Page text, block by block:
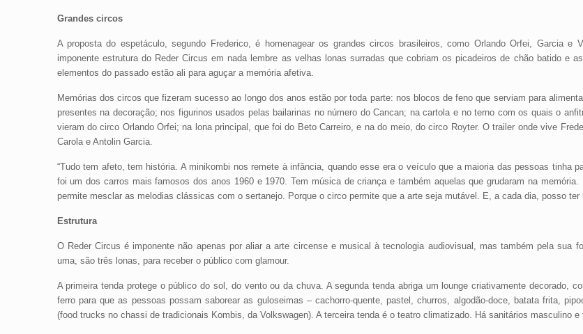
Grandes circos
A proposta do espetáculo, segundo Frederico, é homenagear os grandes circos brasileiros, como Orlando Orfei, Garcia e
imponente estrutura do Reder Circus em nada lembre as velhas lonas surradas que cobriam os picadeiros de chão batido e
elementos do passado estão ali para aguçar a memória afetiva.
Memórias dos circos que fizeram sucesso ao longo dos anos estão por toda parte: nos blocos de feno que serviam para
presentes na decoração; nos figurinos usados pelas bailarinas no número do Cancan; na cartola e no terno com os quais o
vieram do circo Orlando Orfei; na lona principal, que foi do Beto Carreiro, e na do meio, do circo Royter. O trailer onde vive
Carola e Antolin Garcia.
“Tudo tem afeto, tem história. A minikombi nos remete à infância, quando esse era o veículo que a maioria das pessoas tinha
foi um dos carros mais famosos dos anos 1960 e 1970. Tem música de criança e também aquelas que grudaram na
permite mesclar as melodias clássicas com o sertanejo. Porque o circo permite que a arte seja mutável. E, a cada dia, posso ter
Estrutura
O Reder Circus é imponente não apenas por aliar a arte circense e musical à tecnologia audiovisual, mas também pela sua
uma, são três lonas, para receber o público com glamour.
A primeira tenda protege o público do sol, do vento ou da chuva. A segunda tenda abriga um lounge criativamente decorado,
ferro para que as pessoas possam saborear as guloseimas – cachorro-quente, pastel, churros, algodão-doce, batata frita,
(food trucks no chassi de tradicionais Kombis, da Volkswagen). A terceira tenda é o teatro climatizado. Há sanitários masculino